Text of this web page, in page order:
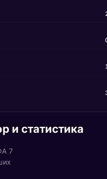
и статистика
7